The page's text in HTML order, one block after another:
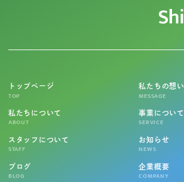
トップページ
TOP
私たちの想い
MESSAGE
私たちについて
ABOUT
事業について
SERVICE
スタッフについて
STAFF
お知らせ
NEWS
ブログ
BLOG
企業概要
COMPANY